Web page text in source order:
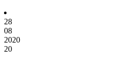
28
08
2020
20